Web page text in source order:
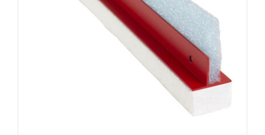
Kontakt
Warenkorb